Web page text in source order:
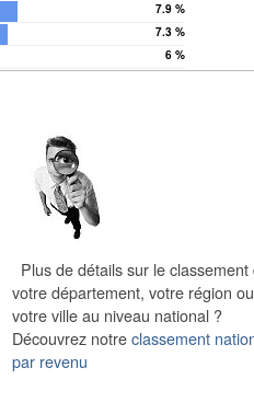
7.9 %
7.3 %
6 %
Plus de détails sur le classement
votre département, votre région ou
votre ville au niveau national ?
Découvrez notreclassement
par revenu